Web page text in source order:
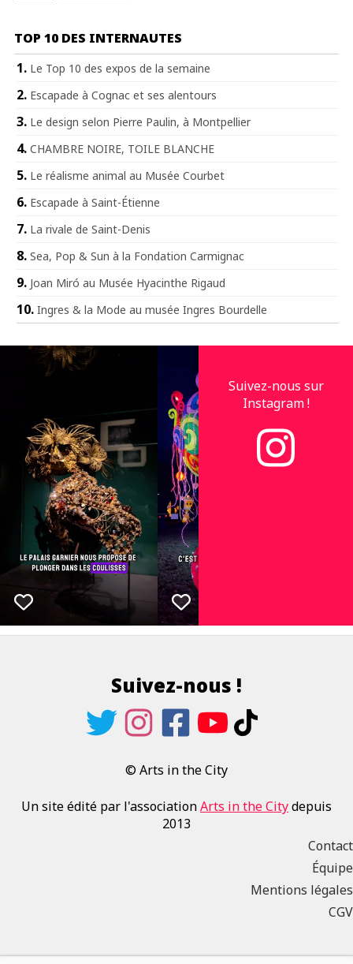
TOP 10 DES INTERNAUTES
Le Top 10 des expos de la semaine
Escapade à Cognac et ses alentours
Le design selon Pierre Paulin, à Montpellier
CHAMBRE NOIRE, TOILE BLANCHE
Le réalisme animal au Musée Courbet
Escapade à Saint-Étienne
La rivale de Saint-Denis
Sea, Pop & Sun à la Fondation Carmignac
Joan Miró au Musée Hyacinthe Rigaud
Ingres & la Mode au musée Ingres Bourdelle
Suivez-nous sur
Instagram !
Suivez-nous !
© Arts in the City
Un site édité par l'associationArts in the Citydepuis
2013
Contact
Équipe
Mentions légales
CGV